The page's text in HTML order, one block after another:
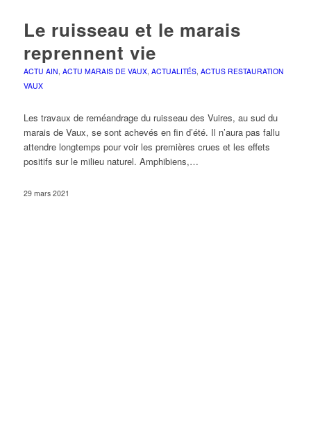
Le ruisseau et le marais
reprennent vie
ACTU AIN, ACTU MARAIS DE VAUX, ACTUALITÉS, ACTUS RESTAURATION
VAUX
Les travaux de reméandrage du ruisseau des Vuires, au sud du
marais de Vaux, se sont achevés en fin d’été. Il n’aura pas fallu
attendre longtemps pour voir les premières crues et les effets
positifs sur le milieu naturel. Amphibiens,…
29 mars 2021